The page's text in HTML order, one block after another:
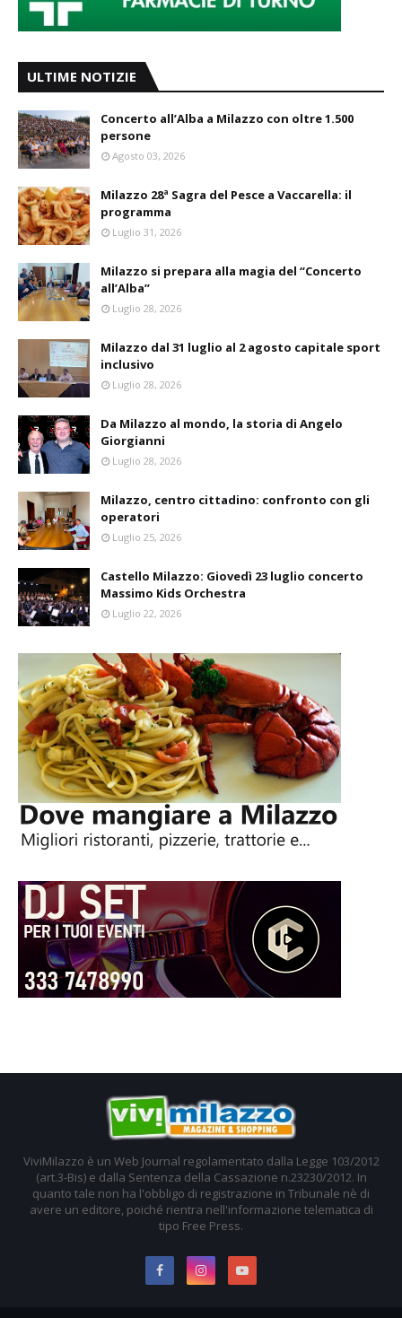
ULTIME NOTIZIE
Concerto all’Alba a Milazzo con oltre 1.500
persone
Agosto 03, 2026
Milazzo 28ª Sagra del Pesce a Vaccarella: il
programma
Luglio 31, 2026
Milazzo si prepara alla magia del “Concerto
all’Alba”
Luglio 28, 2026
Milazzo dal 31 luglio al 2 agosto capitale sport
inclusivo
Luglio 28, 2026
Da Milazzo al mondo, la storia di Angelo
Giorgianni
Luglio 28, 2026
Milazzo, centro cittadino: confronto con gli
operatori
Luglio 25, 2026
Castello Milazzo: Giovedì 23 luglio concerto
Massimo Kids Orchestra
Luglio 22, 2026
ViviMilazzo è un Web Journal regolamentato dalla Legge 103/2012
(art.3-Bis) e dalla Sentenza della Cassazione n.23230/2012. In
quanto tale non ha l'obbligo di registrazione in Tribunale nè di
avere un editore, poiché rientra nell'informazione telematica di
tipo Free Press.